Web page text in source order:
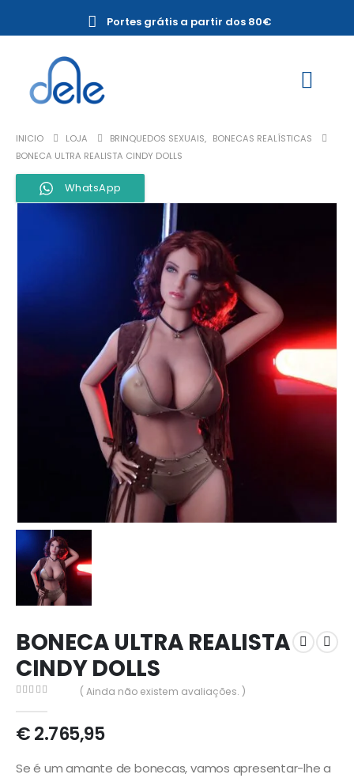
Portes grátis a partir dos 80€
INICIO LOJA BRINQUEDOS SEXUAIS, BONECAS REALÍSTICAS
BONECA ULTRA REALISTA CINDY DOLLS
WhatsApp
BONECA ULTRA REALISTA
CINDY DOLLS
( Ainda não existem avaliações. )
€2.765,95
Se é um amante de bonecas, vamos apresentar-lhe a